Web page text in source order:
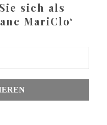
sich als
MariClo‘